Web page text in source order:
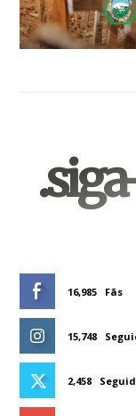
16,985 Fãs
15,748
2,458